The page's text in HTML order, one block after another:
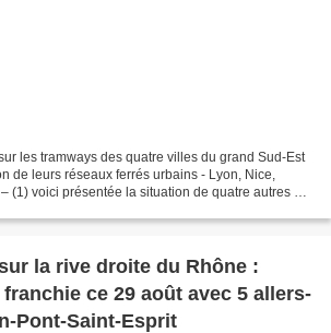
les tramways des quatre villes du grand Sud-Est
de leurs réseaux ferrés urbains - Lyon, Nice,
(1) voici présentée la situation de quatre autres qui
la rive droite du Rhône :
ce 29 août avec 5 allers-
Pont-Saint-Esprit